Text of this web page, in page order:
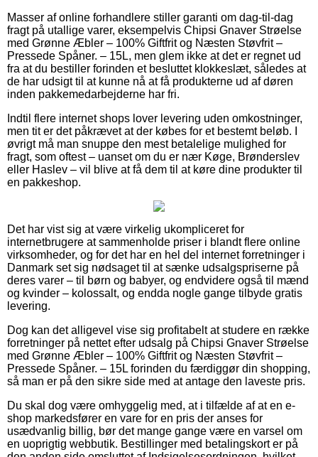
Masser af online forhandlere stiller garanti om dag-til-dag
fragt på utallige varer, eksempelvis Chipsi Gnaver Strøelse
med Grønne Æbler – 100% Giftfrit og Næsten Støvfrit –
Pressede Spåner. – 15L, men glem ikke at det er regnet ud
fra at du bestiller forinden et besluttet klokkeslæt, således at
de har udsigt til at kunne nå at få produkterne ud af døren
inden pakkemedarbejderne har fri.
Indtil flere internet shops lover levering uden omkostninger,
men tit er det påkrævet at der købes for et bestemt beløb. I
øvrigt må man snuppe den mest betalelige mulighed for
fragt, som oftest – uanset om du er nær Køge, Brønderslev
eller Haslev – vil blive at få dem til at køre dine produkter til
en pakkeshop.
Det har vist sig at være virkelig ukompliceret for
internetbrugere at sammenholde priser i blandt flere online
virksomheder, og for det har en hel del internet forretninger i
Danmark set sig nødsaget til at sænke udsalgspriserne på
deres varer – til børn og babyer, og endvidere også til mænd
og kvinder – kolossalt, og endda nogle gange tilbyde gratis
levering.
Dog kan det alligevel vise sig profitabelt at studere en række
forretninger på nettet efter udsalg på Chipsi Gnaver Strøelse
med Grønne Æbler – 100% Giftfrit og Næsten Støvfrit –
Pressede Spåner. – 15L forinden du færdiggør din shopping,
så man er på den sikre side med at antage den laveste pris.
Du skal dog være omhyggelig med, at i tilfælde af at en e-
shop markedsfører en vare for en pris der anses for
usædvanlig billig, bør det mange gange være en varsel om
en uoprigtig webbutik. Bestillinger med betalingskort er på